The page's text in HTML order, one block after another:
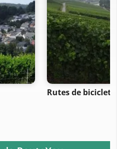
Rutes de